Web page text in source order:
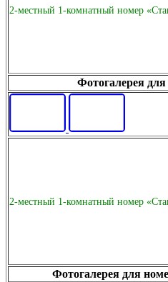
2-местный 1-комнатный номер
Фотогалерея
2-местный 1-комнатный номер
Фотогалерея для